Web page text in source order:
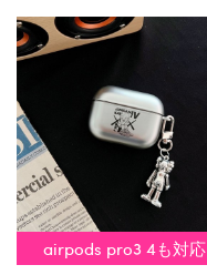
airpods pro3 4も対応